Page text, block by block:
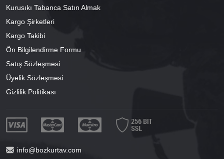
Kurusıkı Tabanca Satın Almak
Kargo Şirketleri
Kargo Takibi
Ön Bilgilendirme Formu
Satış Sözleşmesi
Üyelik Sözleşmesi
Gizlilik Politikası
info@bozkurtav.com